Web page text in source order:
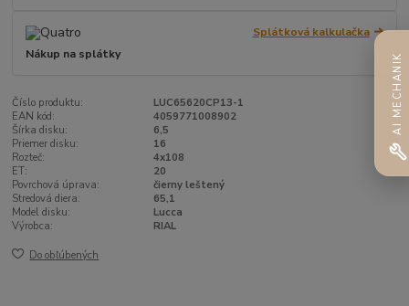
Splátková kalkulačka
Nákup na splátky
Číslo produktu:
LUC65620CP13-1
EAN kód:
4059771008902
Šírka disku:
6,5
Priemer disku:
16
Rozteč:
4x108
ET:
20
Povrchová úprava:
čierny leštený
Stredová diera:
65,1
Model disku:
Lucca
Výrobca:
RIAL
Do obľúbených
AI MECHANIK